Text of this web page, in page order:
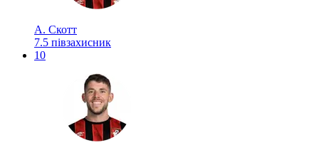
А. Скотт
7.5 півзахисник
10